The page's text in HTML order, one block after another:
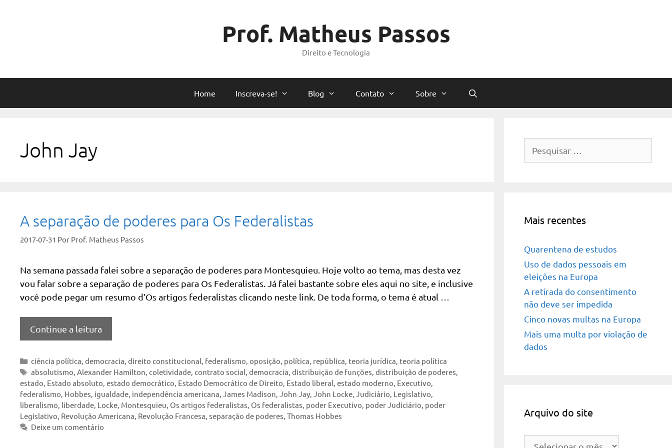
Prof. Matheus Passos
Direito e Tecnologia
Home Inscreva-se! Blog Contato Sobre
John Jay
A separação de poderes para Os Federalistas
2017-07-31 Por Prof. Matheus Passos
Na semana passada falei sobre a separação de poderes para Montesquieu. Hoje volto ao tema, mas desta vez
vou falar sobre a separação de poderes para Os Federalistas. Já falei bastante sobre eles aqui no site, e inclusive
você pode pegar um resumo d’Os artigos federalistas clicando neste link. De toda forma, o tema é atual …
Continue a leitura
Categorias
ciência política,democracia,direito constitucional, federalismo,oposição, política, república, teoria jurídica, teoria política
Tags
absolutismo,Alexander Hamilton,coletividade,contrato social,democracia,distribuição de funções,distribuição de poderes,
estado, Estado absoluto, estado democrático, Estado Democrático de Direito, Estado liberal, estado moderno, Executivo,
federalismo, Hobbes, igualdade, independência americana, James Madison, John Jay, John Locke, Judiciário, Legislativo,
liberalismo, liberdade, Locke, Montesquieu, Os artigos federalistas, Os federalistas, poder Executivo, poder Judiciário, poder
Legislativo, Revolução Americana, Revolução Francesa, separação de poderes, Thomas Hobbes
Deixe um comentário
por:
Mais recentes
Quarentena de estudos
Uso de dados pessoais em
eleições na Europa
A retirada do consentimento
não deve ser impedida
Cinco novas multas na Europa
Mais uma multa por violação de
dados
Arquivo do site
Arquivo